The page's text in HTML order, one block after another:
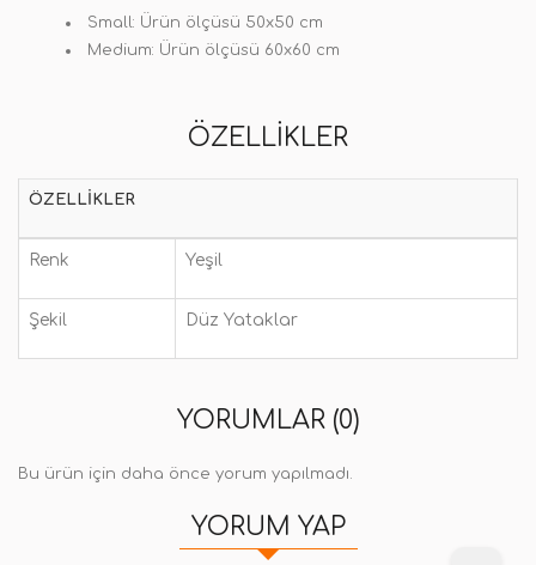
Small: Ürün ölçüsü 50x50 cm
Medium: Ürün ölçüsü 60x60 cm
ÖZELLIKLER
ÖZELLIKLER
Renk Yeşil
Şekil Düz Yataklar
YORUMLAR (0)
Bu ürün için daha önce yorum yapılmadı.
YORUM YAP